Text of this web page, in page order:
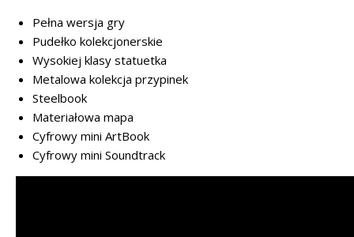
Pełna wersja gry
Pudełko kolekcjonerskie
Wysokiej klasy statuetka
Metalowa kolekcja przypinek
Steelbook
Materiałowa mapa
Cyfrowy mini ArtBook
Cyfrowy mini Soundtrack